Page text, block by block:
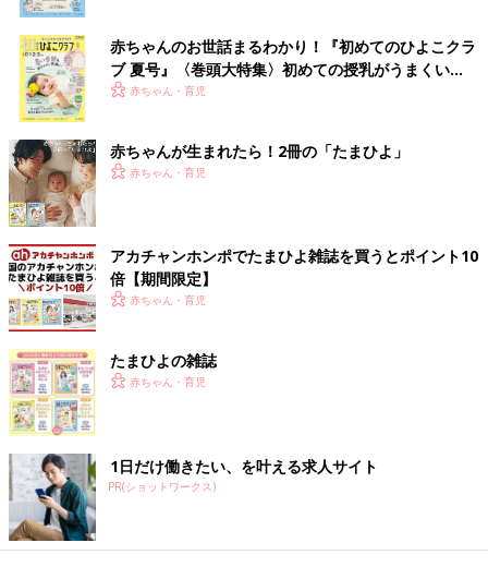
赤ちゃんのお世話まるわかり！『初めてのひよこクラ
ブ 夏号』〈巻頭大特集〉初めての授乳がうまくい
く！ おっぱい・ミルクの基本と夏のトラブル 解決テ
赤ちゃん・育児
赤ちゃんが生まれたら！2冊の「たまひよ」
赤ちゃん・育児
アカチャンホンポでたまひよ雑誌を買うとポイント10
倍【期間限定】
赤ちゃん・育児
たまひよの雑誌
赤ちゃん・育児
1日だけ働きたい、を叶える求人サイト
PR(ショットワークス)